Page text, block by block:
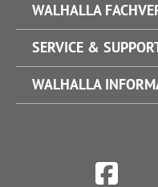
WALHALLA
SERVICE &
WALHALLA